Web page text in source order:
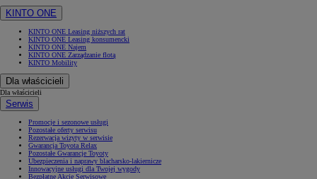
KINTO ONE
KINTO ONE Leasing niższych rat
KINTO ONE Leasing konsumencki
KINTO ONE Najem
KINTO ONE Zarządzanie flotą
KINTO Mobility
Dla właścicieli
Dla właścicieli
Serwis
Promocje i sezonowe usługi
Pozostałe oferty serwisu
Rezerwacja wizyty w serwisie
Gwarancja Toyota Relax
Pozostałe Gwarancje Toyoty
Ubezpieczenia i naprawy blacharsko-lakiernicze
Innowacyjne usługi dla Twojej wygody
Bezpłatne Akcje Serwisowe